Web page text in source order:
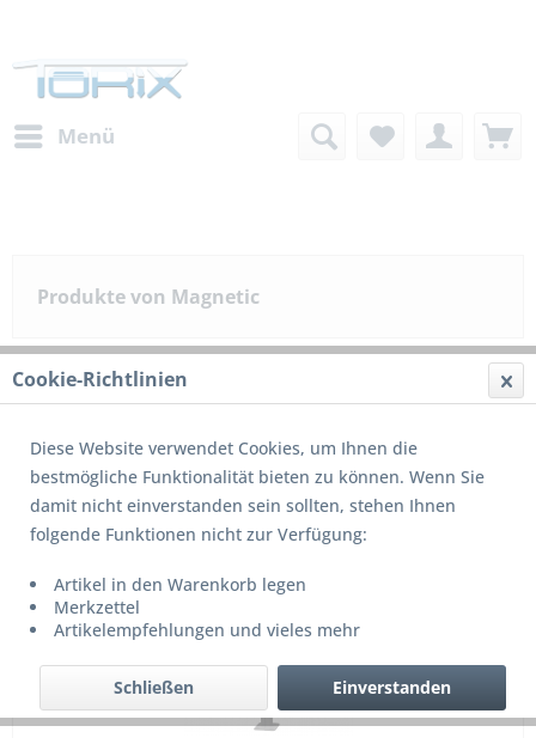
Menü
Produkte von Magnetic
Filtern
1 von2
Cookie-Richtlinien
Diese Website verwendet Cookies, um Ihnen die
bestmögliche Funktionalität bieten zu können. Wenn Sie
damit nicht einverstanden sein sollten, stehen Ihnen
folgende Funktionen nicht zur Verfügung:
Artikel in den Warenkorb legen
Merkzettel
Artikelempfehlungen und vieles mehr
Einverstanden
Schließen